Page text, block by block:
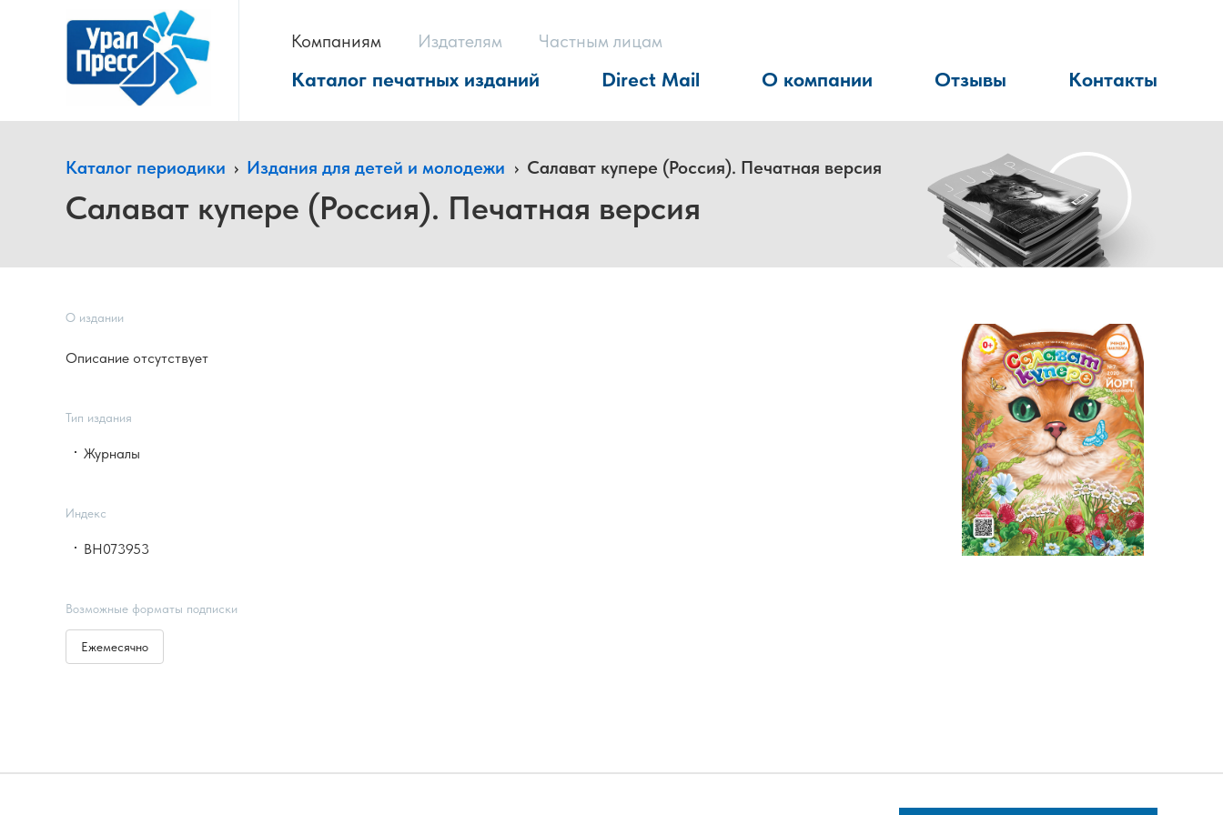
Компаниям Издателям Частным лицам
Каталог печатных изданий Direct Mail О компании Отзывы Контакты
Каталог периодики › Издания для детей и молодежи › Салават купере (Россия). Печатная версия
Салават купере (Россия). Печатная версия
О издании
Описание отсутствует
Тип издания
Журналы
Индекс
ВН073953
Возможные форматы подписки
Ежемесячно